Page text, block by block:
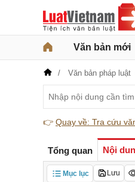
Văn bản mới
Văn bản pháp luật
👉 Quay về: Tra cứu
Tổng quan Nội
Mục lục Lưu